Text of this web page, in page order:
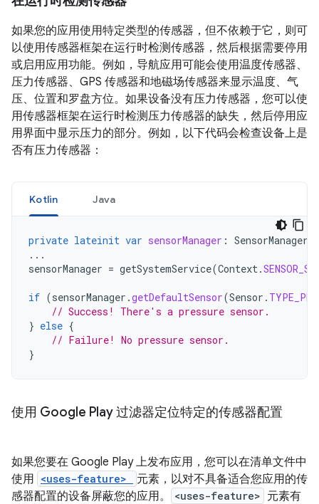
如果您的应用使用特定类型的传感器，但不依赖于它，则可
以使用传感器框架在运行时检测传感器，然后根据需要停用
或启用应用功能。例如，导航应用可能会使用温度传感器、
压力传感器、GPS 传感器和地磁场传感器来显示温度、气
压、位置和罗盘方位。如果设备没有压力传感器，您可以使
用传感器框架在运行时检测压力传感器的缺失，然后停用应
用界面中显示压力的部分。例如，以下代码会检查设备上是
否有压力传感器：
Kotlin Java
private lateinit var sensorManager : SensorManager
...
sensorManager = getSystemService(Context.
if (sensorManager .getDefaultSensor(Sensor .
// Success! There's a pressure sensor.
} else {
// Failure! No pressure sensor.
}
使用 Google Play 过滤器定位特定的传感器配置
如果您要在 Google Play 上发布应用，您可以在清单文件中
使用 <uses-feature>
元素，以对不具备适合您应用的传
感器配置的设备屏蔽您的应用。
<uses-feature> 元素有